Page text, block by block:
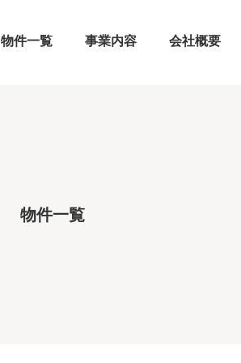
物件一覧 事業内容 会社概要
物件一覧